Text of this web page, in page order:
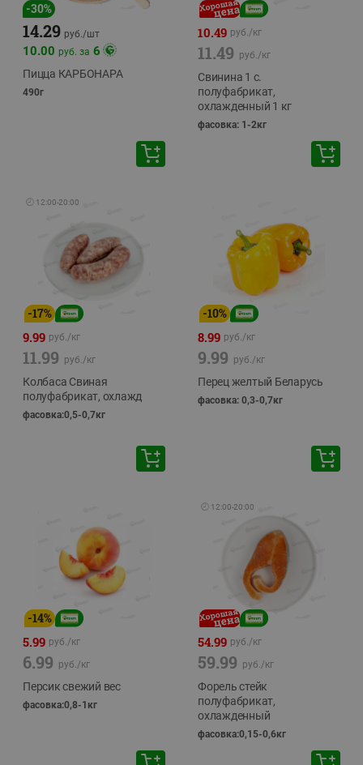
-30%
14.29 руб./шт
10.00 руб. за 6
Пицца КАРБОНАРА
490г
10.49 руб./кг
11.49 руб./кг
Свинина 1 с.
полуфабрикат,
охлажденный 1 кг
фасовка: 1-2кг
🕘 12:00-20:00
-17%
9.99 руб./кг
11.99 руб./кг
Колбаса Свиная
полуфабрикат, охлажд
фасовка:0,5-0,7кг
-10%
8.99 руб./кг
9.99 руб./кг
Перец желтый Беларусь
фасовка: 0,3-0,7кг
-14%
5.99 руб./кг
6.99 руб./кг
Персик свежий вес
фасовка:0,8-1кг
🕘 12:00-20:00
54.99 руб./кг
59.99 руб./кг
Форель стейк
полуфабрикат,
охлажденный
фасовка:0,15-0,6кг